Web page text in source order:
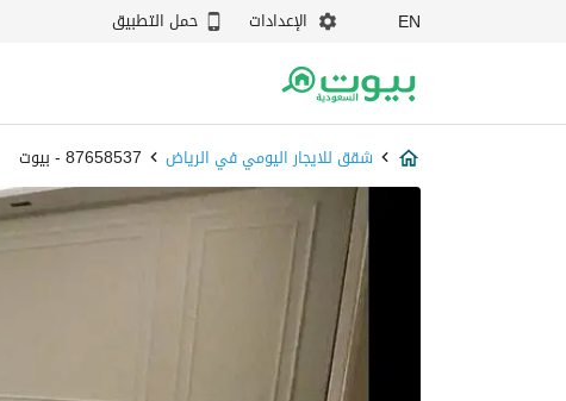
EN الإعدادات حمل التطبيق
شقق للايجار اليومي في الرياض 87658537 - بيوت